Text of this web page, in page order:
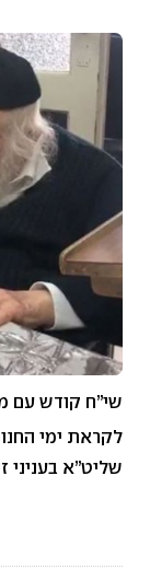
שי”ח קודש עם
לקראת ימי
שליט”א בעניני